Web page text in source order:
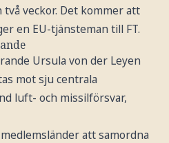
veckor. Det kommer att
en EU-tjänsteman till FT.
Ursula von der Leyen
mot sju centrala
luft- och missilförsvar,
att samordna